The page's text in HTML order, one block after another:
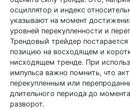
осциллятор и индекс
указывают на момент
уровней перекупленности и
Трендовый трейдер
позицию на восходящем и
нисходящем тренде. При
импульса важно помнить, что
перекупленным или
длительного периода до
разворот.